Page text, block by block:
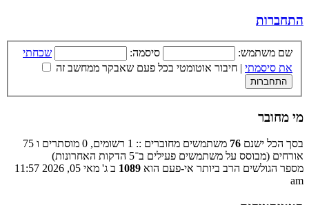
התחברות
שם משתמש: סיסמה:
שכחתי
את סיסמתי | חיבור אוטומטי בכל פעם שאבקר ממחשב זה
מי מחובר
בסך הכל ישנם 76
משתמשים מחוברים :: 1 רשומים, 0 מוסתרים ו 75
אורחים (מבוסס על משתמשים פעילים ב־5 הדקות האחרונות)
מספר הגולשים הרב ביותר אי-פעם הוא 1089
ב ג' מאי 05, 2026 11:57
am